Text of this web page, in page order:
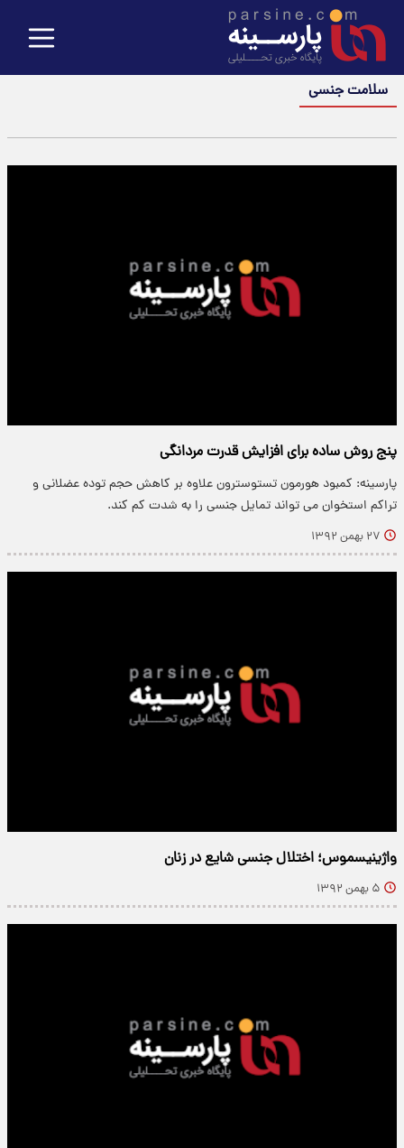
سلامت جنسی
پنج روش ساده برای افزایش قدرت مردانگی
پارسینه: کمبود هورمون تستوسترون علاوه بر کاهش حجم توده عضلانی و
تراکم استخوان می تواند تمایل جنسی را به شدت کم کند.
۲۷ بهمن ۱۳۹۲
واژینیسموس؛ اختلال جنسی شایع در زنان
۵ بهمن ۱۳۹۲